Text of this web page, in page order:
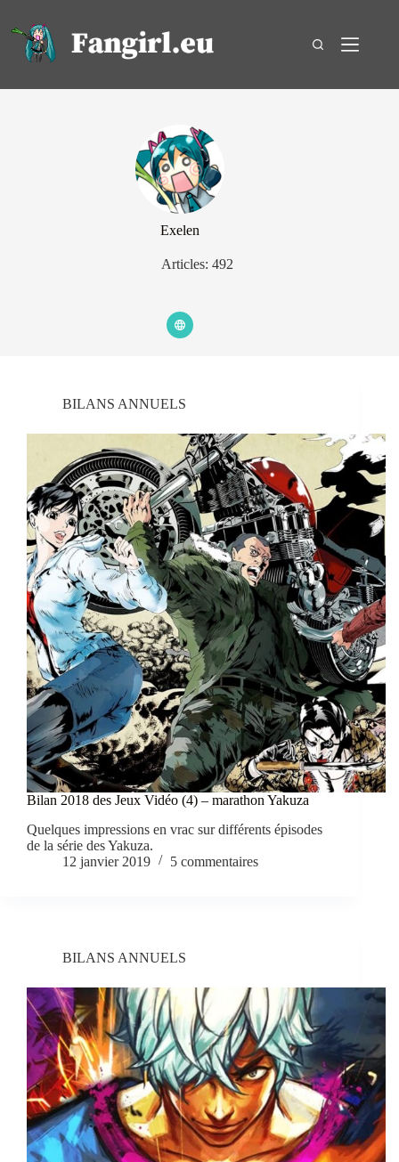
contenu
Exelen
Articles: 492
BILANS ANNUELS
Bilan 2018 des Jeux Vidéo (4) – marathon Yakuza
Quelques impressions en vrac sur différents épisodes
de la série des Yakuza.
12 janvier 2019
5 commentaires
BILANS ANNUELS